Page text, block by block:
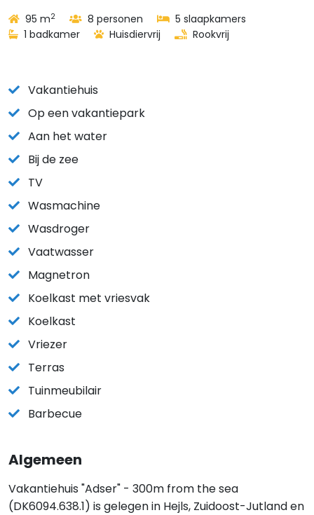
95 m2 8 personen
5 slaapkamers
1 badkamer
Huisdiervrij Rookvrij
Vakantiehuis
Op een vakantiepark
Aan het water
Bij de zee
TV
Wasmachine
Wasdroger
Vaatwasser
Magnetron
Koelkast met vriesvak
Koelkast
Vriezer
Terras
Tuinmeubilair
Barbecue
Algemeen
Vakantiehuis "Adser" - 300m from the sea
(DK6094.638.1) is gelegen in Hejls, Zuidoost-Jutland en